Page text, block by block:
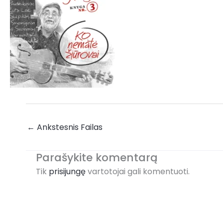
← Ankstesnis Failas
Parašykite komentarą
Tik prisijungęvartotojai gali komentuoti.